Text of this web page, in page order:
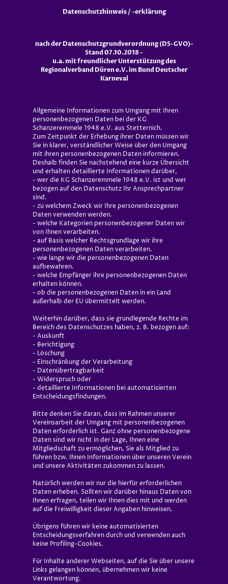
Datenschutzhinweis / -erklärung
nach der Datenschutzgrundverordnung (DS-GVO)-
Stand 07.10.2018 -
u.a. mit freundlicher Unterstützung des
Regionalverband Düren e.V. im Bund Deutscher
Karneval
Allgemeine Informationen zum Umgang mit Ihren
personenbezogenen Daten bei der KG
Schanzeremmele 1948 e.V. aus Stetternich.
Zum Zeitpunkt der Erhebung ihrer Daten müssen wir
Sie in klarer, verständlicher Weise über den Umgang
mit ihren personenbezogenen Daten informieren.
Deshalb finden Sie nachstehend eine kurze Übersicht
und erhalten detaillierte Informationen darüber,
- wer die KG Schanzeremmele 1948 e.V. ist und wer
bezogen auf den Datenschutz Ihr Ansprechpartner
sind.
- zu welchem Zweck wir Ihre personenbezogenen
Daten verwenden werden.
- welche Kategorien personenbezogener Daten wir
von Ihnen verarbeiten.
- auf Basis welcher Rechtsgrundlage wir ihre
personenbezogenen Daten verarbeiten.
- wie lange wir die personenbezogenen Daten
aufbewahren.
- welche Empfänger ihre personenbezogenen Daten
erhalten können.
- ob die personenbezogenen Daten in ein Land
außerhalb der EU übermittelt werden.
Weiterhin darüber, dass sie grundlegende Rechte im
Bereich des Datenschutzes haben, z. B. bezogen auf:
- Auskunft
- Berichtigung
- Löschung
- Einschränkung der Verarbeitung
- Datenübertragbarkeit
- Widerspruch oder
- detaillierte Informationen bei automatisierten
Entscheidungsfindungen.
Bitte denken Sie daran, dass im Rahmen unserer
Vereinsarbeit der Umgang mit personenbezogenen
Daten erforderlich ist. Ganz ohne personenbezogene
Daten sind wir nicht in der Lage, Ihnen eine
Mitgliedschaft zu ermöglichen, Sie als Mitglied zu
führen bzw. Ihnen Informationen über unseren Verein
und unsere Aktivitäten zukommen zu lassen.
Natürlich werden wir nur die hierfür erforderlichen
Daten erheben. Sollten wir darüber hinaus Daten von
Ihnen erfragen, teilen wir Ihnen dies mit und werden
auf die Freiwilligkeit dieser Angaben hinweisen.
Übrigens führen wir keine automatisierten
Entscheidungsverfahren durch und verwenden auch
keine Profiling-Cookies.
Für Inhalte anderer Webseiten, auf die Sie über unsere
Links gelangen können, übernehmen wir keine
Verantwortung.